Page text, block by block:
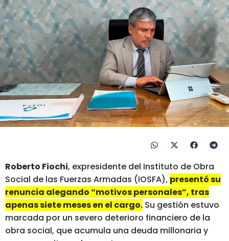
Roberto Fiochi, expresidente del Instituto de Obra
Social de las Fuerzas Armadas (IOSFA), presentó su
renuncia alegando “motivos personales”, tras
apenas siete meses en el cargo. Su gestión estuvo
marcada por un severo deterioro financiero de la
obra social, que acumula una deuda millonaria y